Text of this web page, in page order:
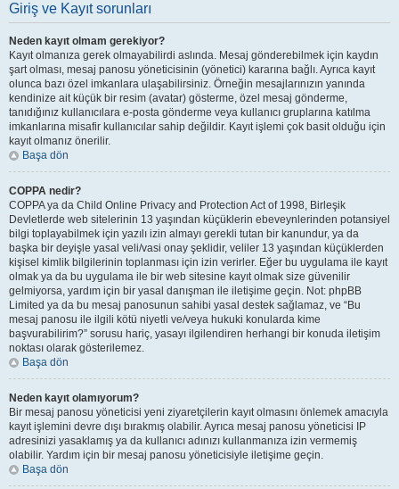
Giriş ve Kayıt sorunları
Neden kayıt olmam gerekiyor?
Kayıt olmanıza gerek olmayabilirdi aslında. Mesaj gönderebilmek için kaydın
şart olması, mesaj panosu yöneticisinin (yönetici) kararına bağlı. Ayrıca kayıt
olunca bazı özel imkanlara ulaşabilirsiniz. Örneğin mesajlarınızın yanında
kendinize ait küçük bir resim (avatar) gösterme, özel mesaj gönderme,
tanıdığınız kullanıcılara e-posta gönderme veya kullanıcı gruplarına katılma
imkanlarına misafir kullanıcılar sahip değildir. Kayıt işlemi çok basit olduğu için
kayıt olmanız önerilir.
Başa dön
COPPA nedir?
COPPA ya da Child Online Privacy and Protection Act of 1998, Birleşik
Devletlerde web sitelerinin 13 yaşından küçüklerin ebeveynlerinden potansiyel
bilgi toplayabilmek için yazılı izin almayı gerekli tutan bir kanundur, ya da
başka bir deyişle yasal veli/vasi onay şeklidir, veliler 13 yaşından küçüklerden
kişisel kimlik bilgilerinin toplanması için izin verirler. Eğer bu uygulama ile kayıt
olmak ya da bu uygulama ile bir web sitesine kayıt olmak size güvenilir
gelmiyorsa, yardım için bir yasal danışman ile iletişime geçin. Not: phpBB
Limited ya da bu mesaj panosunun sahibi yasal destek sağlamaz, ve “Bu
mesaj panosu ile ilgili kötü niyetli ve/veya hukuki konularda kime
başvurabilirim?” sorusu hariç, yasayı ilgilendiren herhangi bir konuda iletişim
noktası olarak gösterilemez.
Başa dön
Neden kayıt olamıyorum?
Bir mesaj panosu yöneticisi yeni ziyaretçilerin kayıt olmasını önlemek amacıyla
kayıt işlemini devre dışı bırakmış olabilir. Ayrıca mesaj panosu yöneticisi IP
adresinizi yasaklamış ya da kullanıcı adınızı kullanmanıza izin vermemiş
olabilir. Yardım için bir mesaj panosu yöneticisiyle iletişime geçin.
Başa dön